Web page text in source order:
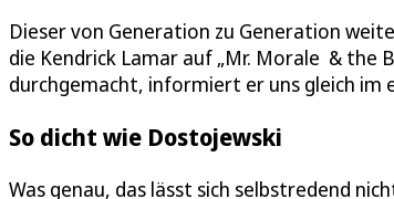
Dieser von Generation zu Generation
die Kendrick Lamar auf „Mr. Morale & the
durchgemacht, informiert er uns gleich im
So dicht wie Dostojewski
Was genau, das lässt sich selbstredend